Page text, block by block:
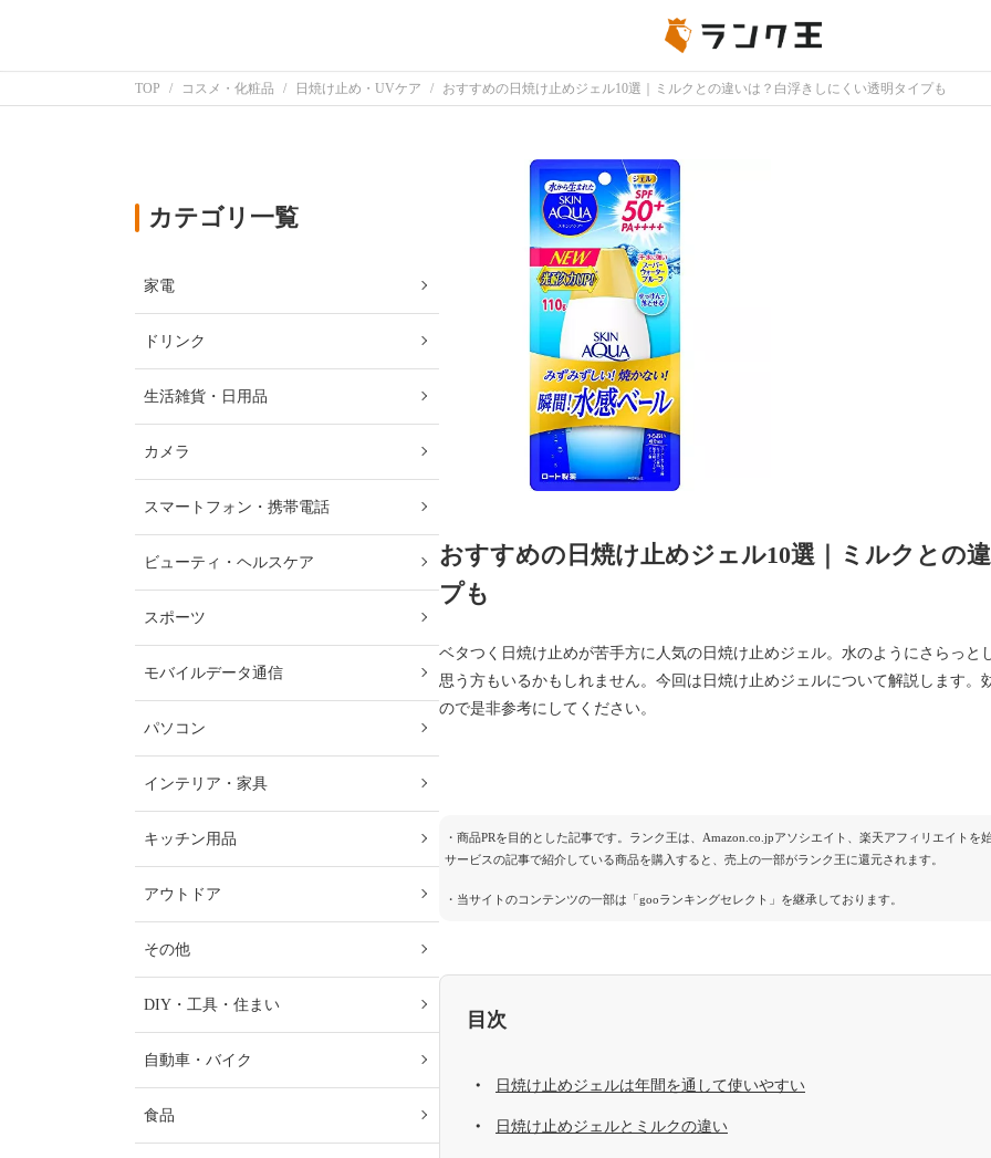
TOP コスメ・化粧品 日焼け止め・UVケア おすすめの日焼け止めジェル10選｜ミルクとの違いは？白浮きしにくい透明タイプも
おすすめの日焼け止めジェル10選｜ミルクとの
プも
ベタつく日焼け止めが苦手方に人気の日焼け止めジェル。水のようにさらっ
思う方もいるかもしれません。今回は日焼け止めジェルについて解説します
ので是非参考にしてください。
・商品PRを目的とした記事です。ランク王は、Amazon.co.jpアソシエイト、楽天アフィリエイト
サービスの記事で紹介している商品を購入すると、売上の一部がランク王に還元されます。
・当サイトのコンテンツの一部は「gooランキングセレクト」を継承しております。
目次
日焼け止めジェルは年間を通して使いやすい
日焼け止めジェルとミルクの違い
カテゴリ一覧
家電
ドリンク
生活雑貨・日用品
カメラ
スマートフォン・携帯電話
ビューティ・ヘルスケア
スポーツ
モバイルデータ通信
パソコン
インテリア・家具
キッチン用品
アウトドア
その他
DIY・工具・住まい
自動車・バイク
食品